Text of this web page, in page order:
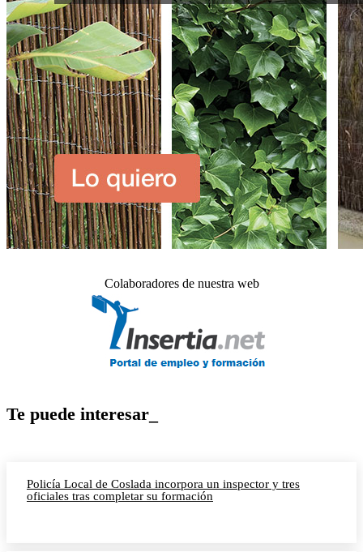
Colaboradores de nuestra web
Te puede interesar_
Policía Local de Coslada incorpora un inspector y tres
oficiales tras completar su formación